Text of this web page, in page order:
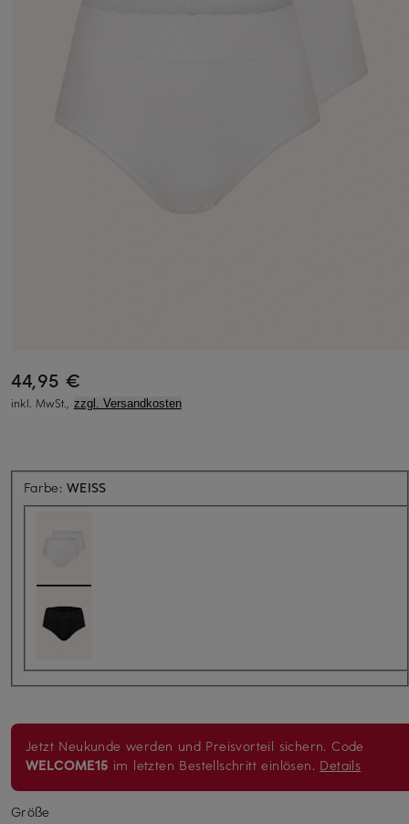
44,95 €
inkl. MwSt., zzgl. Versandkosten
Farbe:WEISS
Jetzt Neukunde werden und Preisvorteil sichern. Code
WELCOME15 im letzten Bestellschritt einlösen. Details
Größe